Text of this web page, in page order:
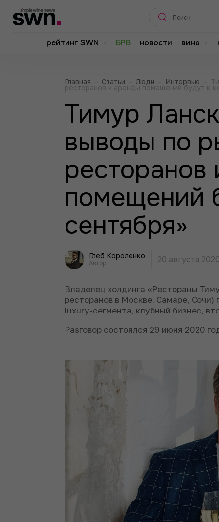
рейтинг SWN БРВ новости вино
Главная – Статьи – Люди – Интервью –
ресторанов и аренды помещений будут к
Тимур
выводы по
помещений
сентября»
Глеб Короленко
Автор 20 августа
Владелец холдинга «Рестораны
ресторанов в Москве, Самаре, Сочи)
luxury-сегмента, клубный бизнес,
Разговор состоялся 29 июня 2020